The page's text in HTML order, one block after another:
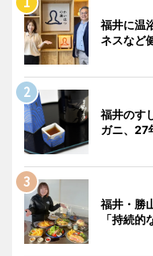
福井に温
ネスなど
福井のす
ガニ、27
福井・勝
「持続